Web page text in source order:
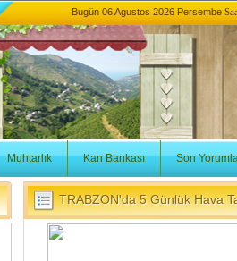
Bugün 06 Agustos 2026 Persembe
Muhtarlık Kan Bankası Son
TRABZON'da 5 Günlük Hava